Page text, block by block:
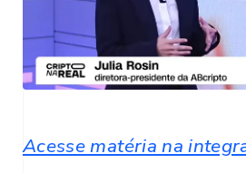
Acesse matéria na